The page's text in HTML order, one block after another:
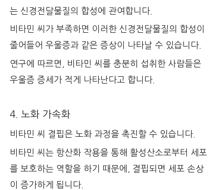
는 신경전달물질의 합성에 관여합니다.
비타민 씨가 부족하면 이러한 신경전달물질의 합성이
줄어들어 우울증과 같은 증상이 나타날 수 있습니다.
연구에 따르면, 비타민 씨를 충분히 섭취한 사람들은
우울증 증세가 적게 나타난다고 합니다.
4. 노화 가속화
비타민 씨 결핍은 노화 과정을 촉진할 수 있습니다.
비타민 씨는 항산화 작용을 통해 활성산소로부터 세포
를 보호하는 역할을 하기 때문에, 결핍되면 세포 손상
이 증가하게 됩니다.